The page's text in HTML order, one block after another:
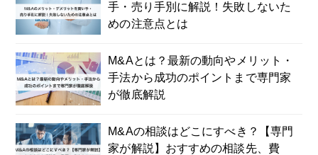
手・売り手別に解説！失敗しないた
めの注意点とは
M&Aとは？最新の動向やメリット・
手法から成功のポイントまで専門家
が徹底解説
M&Aの相談はどこにすべき？【専門
家が解説】おすすめの相談先、費